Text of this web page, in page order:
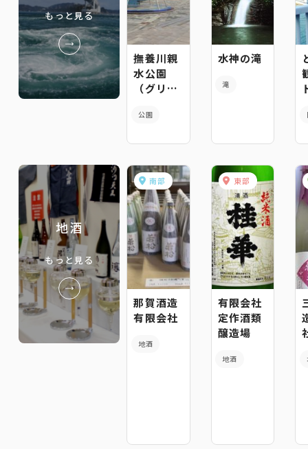
もっと見る
撫養川親
水公園
（グリム
プロムナ
公園
水神の滝
滝
地酒
もっと見る
南部
那賀酒造
有限会社
地酒
東部
有限会社
定作酒類
醸造場
地酒